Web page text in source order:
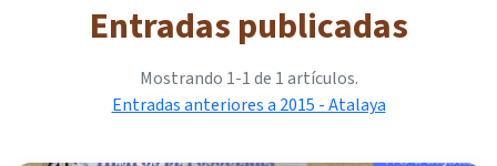
Entradas publicadas
Mostrando 1-1 de 1 artículos.
Entradas anteriores a 2015 - Atalaya